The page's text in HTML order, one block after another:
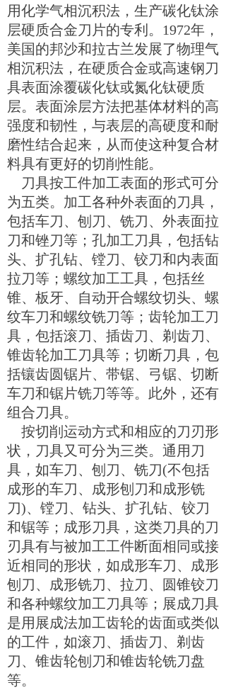
用化学气相沉积法，生产碳化钛涂
层硬质合金刀片的专利。 1972年，
美国的邦沙和拉古兰发展了物理气
相沉积法，在硬质合金或高速钢刀
具表面涂覆碳化钛或氮化钛硬质
层。表面涂层方法把基体材料的高
强度和韧性，与表层的高硬度和耐
磨性结合起来，从而使这种复合材
料具有更好的切削性能。
刀具按工件加工表面的形式可分
为五类。加工各种外表面的刀具，
包括车刀、刨刀、铣刀、外表面拉
刀和锉刀等；孔加工刀具，包括钻
头、扩孔钻、镗刀、铰刀和内表面
拉刀等；螺纹加工工具，包括丝
锥、板牙、自动开合螺纹切头、螺
纹车刀和螺纹铣刀等；齿轮加工刀
具，包括滚刀、插齿刀、剃齿刀、
锥齿轮加工刀具等；切断刀具，包
括镶齿圆锯片、带锯、弓锯、切断
车刀和锯片铣刀等等。此外，还有
组合刀具。
按切削运动方式和相应的刀刃形
状，刀具又可分为三类。通用刀
具，如车刀、刨刀、铣刀(不包括
成形的车刀、成形刨刀和成形铣
刀)、镗刀、钻头、扩孔钻、铰刀
和锯等；成形刀具，这类刀具的刀
刃具有与被加工工件断面相同或接
近相同的形状，如成形车刀、成形
刨刀、成形铣刀、拉刀、圆锥铰刀
和各种螺纹加工刀具等；展成刀具
是用展成法加工齿轮的齿面或类似
的工件，如滚刀、插齿刀、剃齿
刀、锥齿轮刨刀和锥齿轮铣刀盘
等。